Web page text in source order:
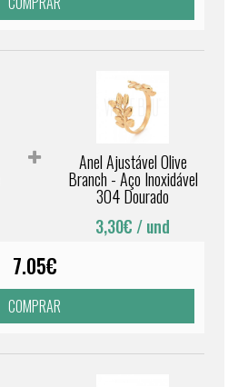
Anel Ajustável Olive
Branch - Aço Inoxidável
304 Dourado
3,30€ / und
7.05€
COMPRAR